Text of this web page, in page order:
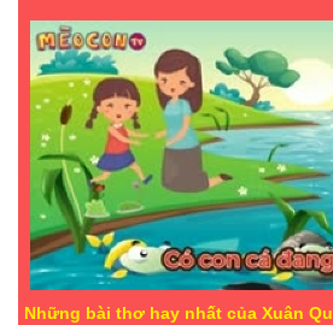
Những bài thơ hay nhất của Xuân